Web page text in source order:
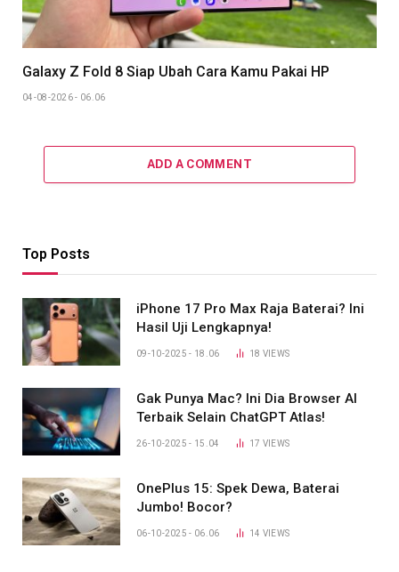
Galaxy Z Fold 8 Siap Ubah Cara Kamu Pakai HP
04-08-2026 - 06.06
ADD A COMMENT
Top Posts
iPhone 17 Pro Max Raja Baterai? Ini
Hasil Uji Lengkapnya!
09-10-2025 - 18.06 18 VIEWS
Gak Punya Mac? Ini Dia Browser AI
Terbaik Selain ChatGPT Atlas!
26-10-2025 - 15.04 17 VIEWS
OnePlus 15: Spek Dewa, Baterai
Jumbo! Bocor?
06-10-2025 - 06.06 14 VIEWS